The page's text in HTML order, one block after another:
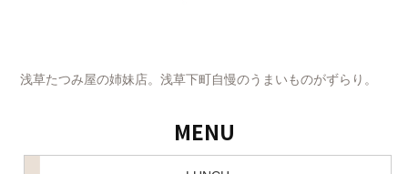
浅草たつみ屋の姉妹店。浅草下町自慢のうまいものがずらり。
MENU